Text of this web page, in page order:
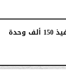
وزير الإسكان: نستهدف تنفيذ 150 ألف وحدة